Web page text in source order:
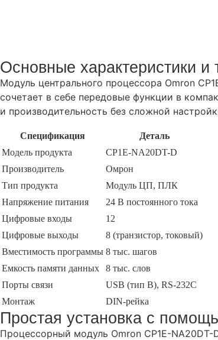
Основные характеристики и
Модуль центрального процессора Omron
сочетает в себе передовые функции в
и производительность без сложной
Спецификация
Деталь
Модель продукта
CP1E-NA20DT-D
Производитель
Омрон
Тип продукта
Модуль ЦП, ПЛК
Напряжение питания
24 В постоянного тока
Цифровые входы
12
Цифровые выходы
8 (транзистор, токовый)
Вместимость программы 8 тыс. шагов
Емкость памяти данных
8 тыс. слов
Порты связи
USB (тип B), RS-232C
Монтаж
DIN-рейка
Простая установка с
Процессорный модуль Omron CP1E-